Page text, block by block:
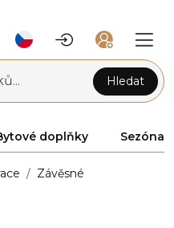
Hledat
doplňky Sezóna
Závěsné